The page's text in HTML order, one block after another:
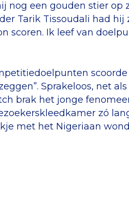
nog een gouden stier op
Tarik Tissoudali had
scoren. Ik leef van
Sprakeloos, net
brak het jonge
zó
met het Nigeriaan